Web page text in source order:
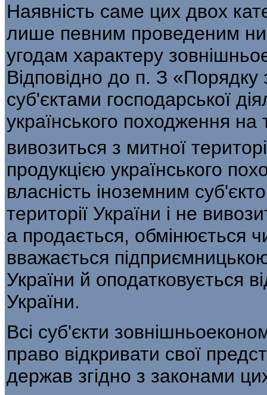
Наявність саме цих двох
лише певним проведеним
угодам ха­рактеру
Відповідно до п. З «Поряд­ку
суб'єктами господарської
українського походження на
вивозиться з митної
продукцією українського
власність іноземним
території України і не
а продається, обмінюється
вважається
України й оподатковується
України.
Всі суб'єкти
пра­во відкривати свої
держав згідно з законами